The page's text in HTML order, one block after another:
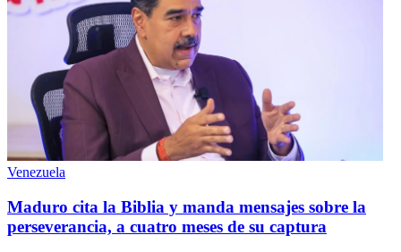
Venezuela
Maduro cita la Biblia y manda mensajes sobre la
perseverancia, a cuatro meses de su captura